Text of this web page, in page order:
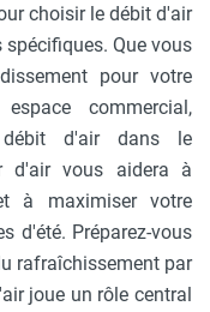
choisir le débit d'air
Que vous
pour votre
commercial,
d'air dans le
d'air vous aidera à
à maximiser votre
d'été. Préparez-vous
rafraîchissement par
joue un rôle central